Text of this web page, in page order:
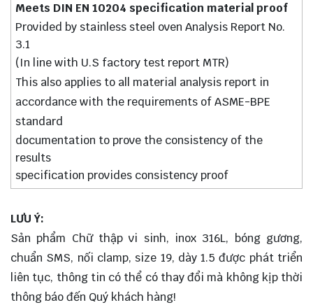
Meets DIN EN 10204 specification material proof
Provided by stainless steel oven Analysis Report No.
3.1
(In line with U.S factory test report MTR)
This also applies to all material analysis report in
accordance with the requirements of ASME-BPE
standard
documentation to prove the consistency of the
results
specification provides consistency proof
LƯU Ý:
Sản phẩm Chữ thập vi sinh, inox 316L, bóng gương,
chuẩn SMS, nối clamp, size 19, dày 1.5 được phát triển
liên tục, thông tin có thể có thay đổi mà không kịp thời
thông báo đến Quý khách hàng!